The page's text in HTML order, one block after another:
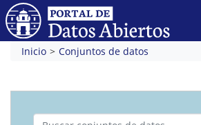
Inicio Conjuntos de datos